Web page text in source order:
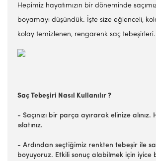
Hepimiz hayatımızın bir döneminde
boyamayı düşündük. İşte size eğlenceli,
kolay temizlenen, rengarenk saç tebeşirleri.
Saç Tebeşiri Nasıl Kullanılır ?
- Saçınızı bir parça ayırarak elinize alınız.
ıslatınız.
- Ardından seçtiğimiz renkten tebeşir ile
boyuyoruz. Etkili sonuç alabilmek için iyice